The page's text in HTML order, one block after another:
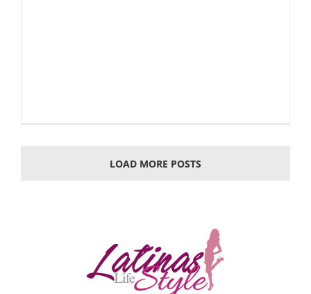
LOAD MORE POSTS